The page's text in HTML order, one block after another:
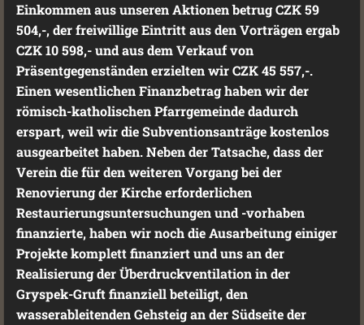
Einkommen aus unseren Aktionen betrug CZK 59
504,-, der freiwillige Eintritt aus den Vorträgen ergab
CZK 10 598,- und aus dem Verkauf von
Präsentgegenständen erzielten wir CZK 45 557,-.
Einen wesentlichen Finanzbetrag haben wir der
römisch-katholischen Pfarrgemeinde dadurch
erspart, weil wir die Subventionsanträge kostenlos
ausgearbeitet haben. Neben der Tatsache, dass der
Verein die für den weiteren Vorgang bei der
Renovierung der Kirche erforderlichen
Restaurierungsuntersuchungen und -vorhaben
finanzierte, haben wir noch die Ausarbeitung einiger
Projekte komplett finanziert und uns an der
Realisierung der Überdruckventilation in der
Gryspek-Gruft finanziell beteiligt, den
wasserableitenden Gehsteig an der Südseite der